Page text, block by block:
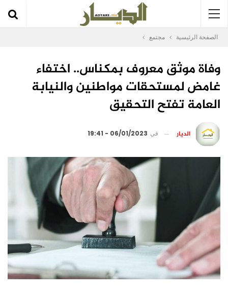
الصفحة الرئيسية مجتمع
وفاة موثق معروف بمكناس.. اختفاء
غامض لمستحقات مواطنين والنيابة
العامة تفتح التحقيق
الديار في 06/01/2023 - 19:41